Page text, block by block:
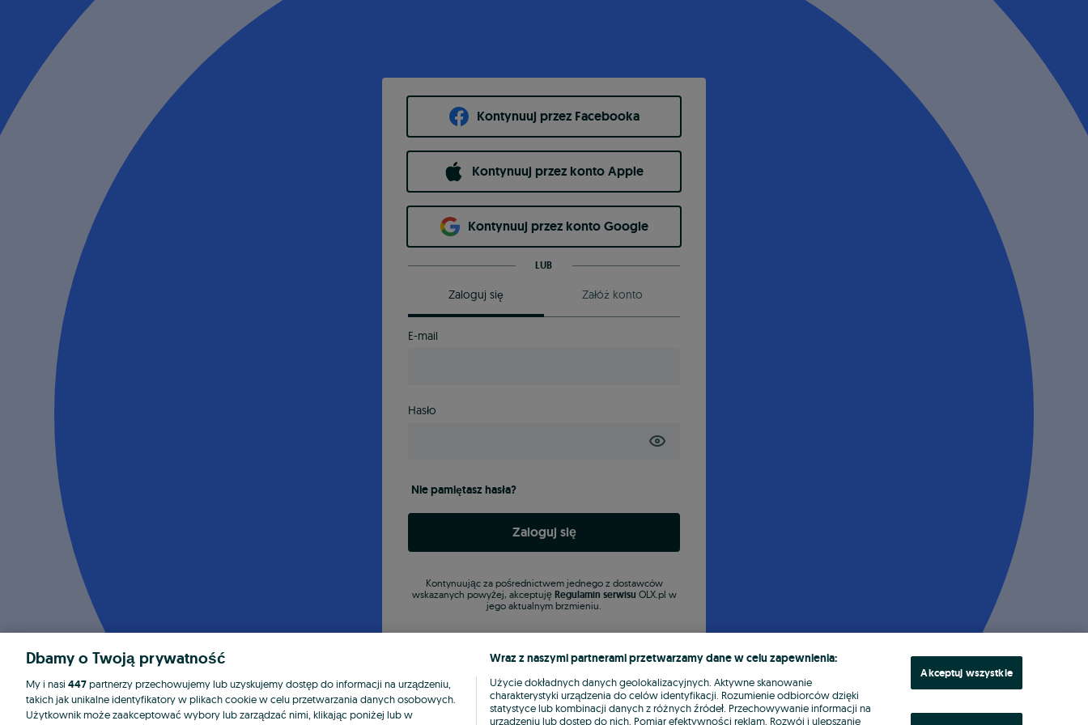
Kontynuuj przez Facebooka
Kontynuuj przez konto Apple
Kontynuuj przez konto Google
LUB
Zaloguj się Załóż konto
E-mail
Hasło
Nie pamiętasz hasła?
Zaloguj się
Kontynuując za pośrednictwem jednego z dostawców
wskazanych powyżej, akceptuję Regulamin serwisu OLX.pl w
jego aktualnym brzmieniu.
Dbamy o Twoją prywatność
My i nasi 447partnerzy przechowujemy lub uzyskujemy dostęp do informacji na urządzeniu,
takich jak unikalne identyfikatory w plikach cookie w celu przetwarzania danych osobowych.
Użytkownik może zaakceptować wybory lub zarządzać nimi, klikając poniżej lub w
Wraz z naszymi partnerami przetwarzamy dane w celu zapewnienia:
Użycie dokładnych danych geolokalizacyjnych. Aktywne skanowanie
charakterystyki urządzenia do celów identyfikacji. Rozumienie odbiorców dzięki
statystyce lub kombinacji danych z różnych źródeł. Przechowywanie informacji na
urządzeniu lub dostęp do nich. Pomiar efektywności reklam. Rozwój i ulepszanie
Akceptuj wszystkie